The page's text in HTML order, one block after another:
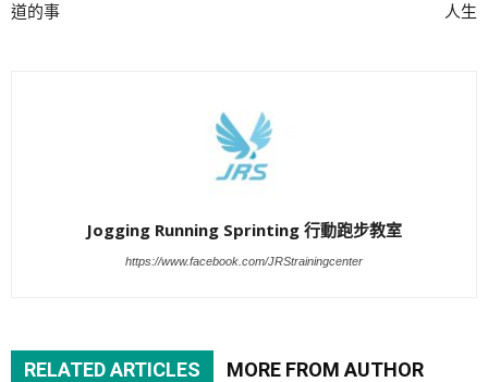
道的事
人生
Jogging Running Sprinting 行動跑步教室
https://www.facebook.com/JRStrainingcenter
RELATED ARTICLES MORE FROM AUTHOR